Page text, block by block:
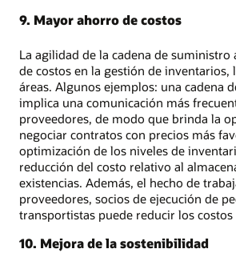
9. Mayor ahorro de costos
La agilidad de la cadena de
de costos en la gestión de inventarios,
áreas. Algunos ejemplos: una cadena
implica una comunicación más
proveedores, de modo que brinda la
negociar contratos con precios más
optimización de los niveles de
reducción del costo relativo al
existencias. Además, el hecho de
proveedores, socios de ejecución de
transportistas puede reducir los costos
10. Mejora de la sostenibilidad